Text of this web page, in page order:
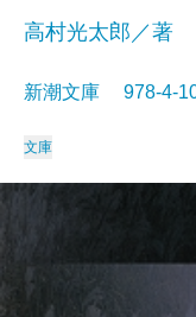
高村光太郎／著
新潮文庫 978-4-
文庫